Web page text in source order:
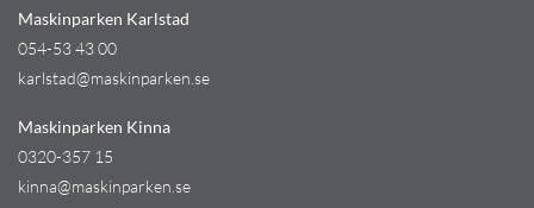
Maskinparken Karlstad
054-53 43 00
karlstad@maskinparken.se
Maskinparken Kinna
0320-357 15
kinna@maskinparken.se